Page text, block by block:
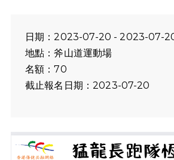
日期：2023-07-20 - 2023-07-
地點：斧山道運動場
名額：70
截止報名日期：2023-07-20